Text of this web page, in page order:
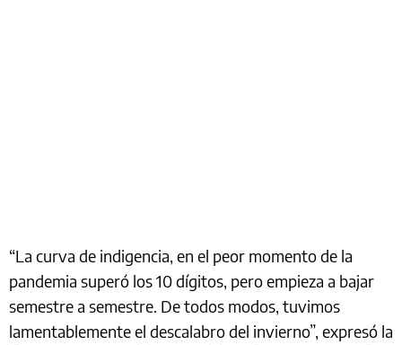
“La curva de indigencia, en el peor momento de la
pandemia superó los 10 dígitos, pero empieza a bajar
semestre a semestre. De todos modos, tuvimos
lamentablemente el descalabro del invierno”, expresó la